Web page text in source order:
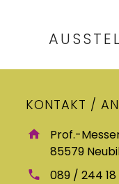
KONTAKT /
Prof.-
85579
089 / 244